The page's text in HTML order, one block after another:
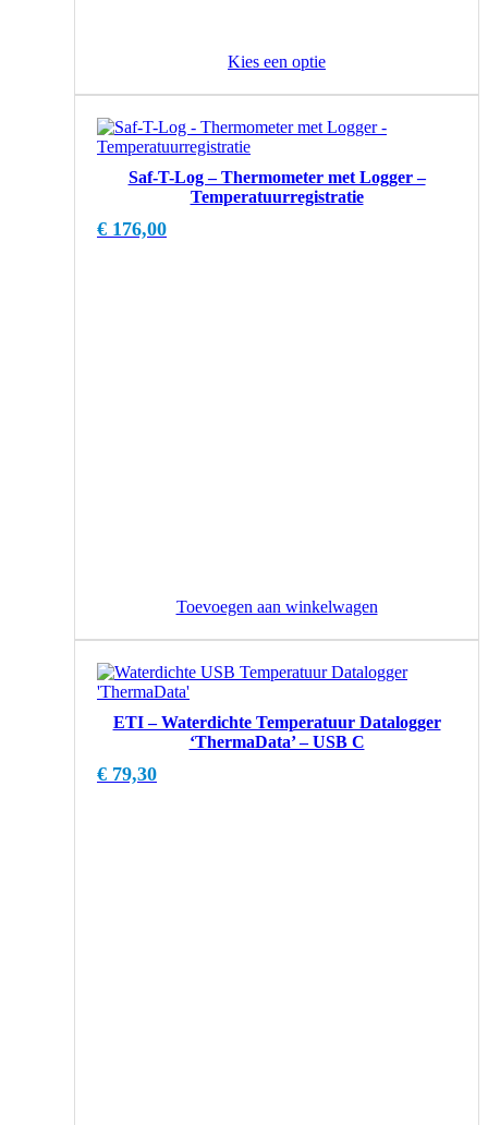
Kies een optie
Saf-T-Log – Thermometer met Logger –
Temperatuurregistratie
€ 176,00
Toevoegen aan winkelwagen
ETI – Waterdichte Temperatuur Datalogger
‘ThermaData’ – USB C
€ 79,30